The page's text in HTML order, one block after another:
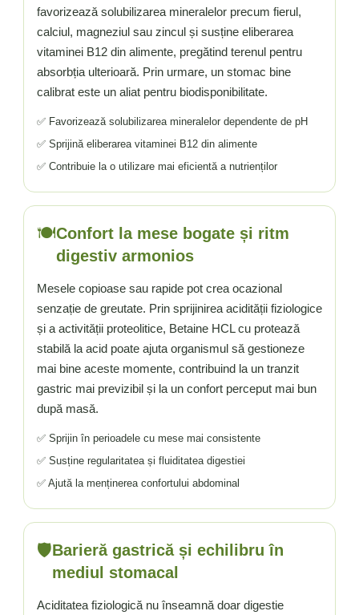
favorizează solubilizarea mineralelor precum fierul,
calciul, magneziul sau zincul și susține eliberarea
vitaminei B12 din alimente, pregătind terenul pentru
absorbția ulterioară. Prin urmare, un stomac bine
calibrat este un aliat pentru biodisponibilitate.
✅ Favorizează solubilizarea mineralelor dependente de pH
✅ Sprijină eliberarea vitaminei B12 din alimente
✅ Contribuie la o utilizare mai eficientă a nutrienților
🍽️Confort la mese bogate și ritm
digestiv armonios
Mesele copioase sau rapide pot crea ocazional
senzație de greutate. Prin sprijinirea acidității fiziologice
și a activității proteolitice, Betaine HCL cu protează
stabilă la acid poate ajuta organismul să gestioneze
mai bine aceste momente, contribuind la un tranzit
gastric mai previzibil și la un confort perceput mai bun
după masă.
✅ Sprijin în perioadele cu mese mai consistente
✅ Susține regularitatea și fluiditatea digestiei
✅ Ajută la menținerea confortului abdominal
🛡️Barieră gastrică și echilibru în
mediul stomacal
Aciditatea fiziologică nu înseamnă doar digestie